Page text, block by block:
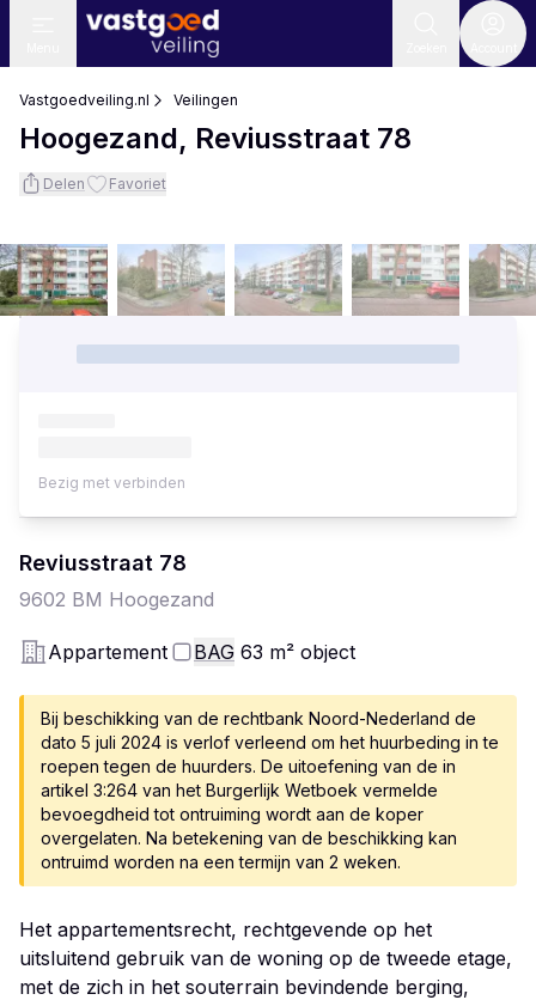
Vastgoedveiling.nl Veilingen
Hoogezand, Reviusstraat 78
Delen Favoriet
Reviusstraat 78
9602 BM Hoogezand
Appartement BAG 63 m² object
Bij beschikking van de rechtbank Noord-Nederland de
dato 5 juli 2024 is verlof verleend om het huurbeding in te
roepen tegen de huurders. De uitoefening van de in
artikel 3:264 van het Burgerlijk Wetboek vermelde
bevoegdheid tot ontruiming wordt aan de koper
overgelaten. Na betekening van de beschikking kan
ontruimd worden na een termijn van 2 weken.
Het appartementsrecht, rechtgevende op het
uitsluitend gebruik van de woning op de tweede etage,
met de zich in het souterrain bevindende berging,
Bezig met verbinden